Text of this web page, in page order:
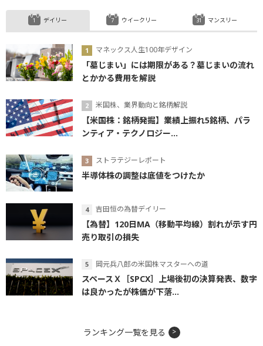
デイリー
マネックス人生100年デザイン
「墓じまい」には期限がある？墓じまいの流れ
とかかる費用を解説
米国株、業界動向と銘柄解説
【米国株：銘柄発掘】業績上振れ5銘柄、パラ
ンティア・テクノロジー...
ストラテジーレポート
半導体株の調整は底値をつけたか
吉田恒の為替デイリー
【為替】120日MA（移動平均線）割れが示す円
売り取引の損失
岡元兵八郎の米国株マスターへの道
スペースＸ［SPCX］上場後初の決算発表、数字
は良かったが株価が下落...
ウイークリー マンスリー
ランキング一覧を見る